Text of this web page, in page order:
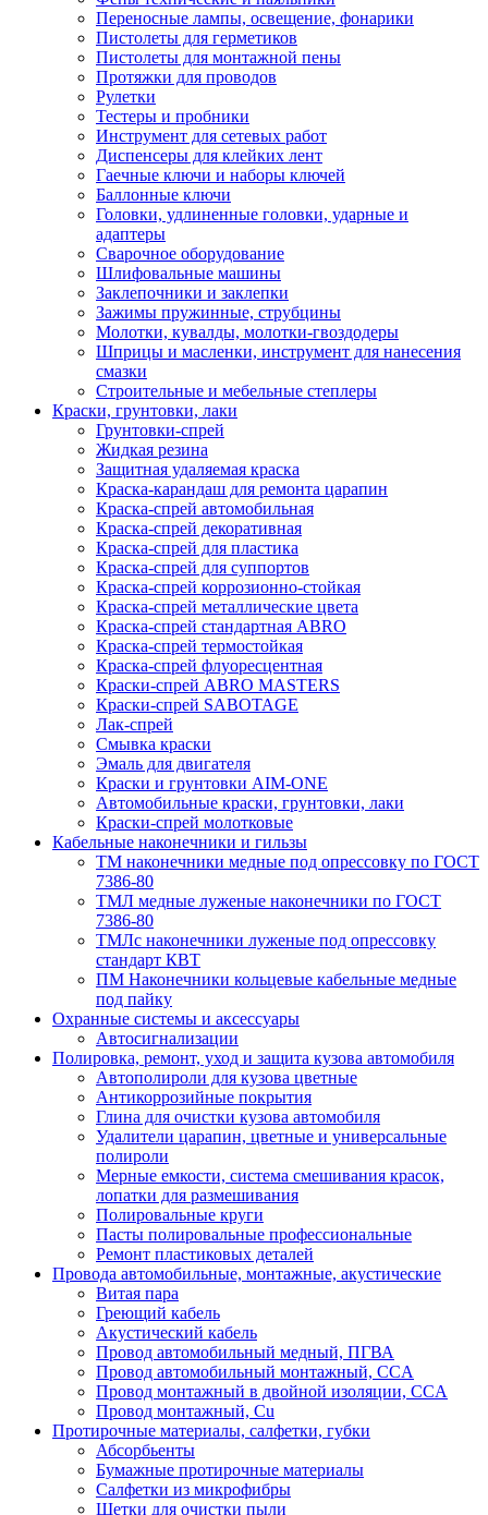
Переносные лампы, освещение, фонарики
Пистолеты для герметиков
Пистолеты для монтажной пены
Протяжки для проводов
Рулетки
Тестеры и пробники
Инструмент для сетевых работ
Диспенсеры для клейких лент
Гаечные ключи и наборы ключей
Баллонные ключи
Головки, удлиненные головки, ударные и
адаптеры
Сварочное оборудование
Шлифовальные машины
Заклепочники и заклепки
Зажимы пружинные, струбцины
Молотки, кувалды, молотки-гвоздодеры
Шприцы и масленки, инструмент для нанесения
смазки
Строительные и мебельные степлеры
Краски, грунтовки, лаки
Грунтовки-спрей
Жидкая резина
Защитная удаляемая краска
Краска-карандаш для ремонта царапин
Краска-спрей автомобильная
Краска-спрей декоративная
Краска-спрей для пластика
Краска-спрей для суппортов
Краска-спрей коррозионно-стойкая
Краска-спрей металлические цвета
Краска-спрей стандартная ABRO
Краска-спрей термостойкая
Краска-спрей флуоресцентная
Краски-спрей ABRO MASTERS
Краски-спрей SABOTAGE
Лак-спрей
Смывка краски
Эмаль для двигателя
Краски и грунтовки AIM-ONE
Автомобильные краски, грунтовки, лаки
Краски-спрей молотковые
Кабельные наконечники и гильзы
ТМ наконечники медные под опрессовку по ГОСТ
7386-80
ТМЛ медные луженые наконечники по ГОСТ
7386-80
ТМЛс наконечники луженые под опрессовку
стандарт КВТ
ПМ Наконечники кольцевые кабельные медные
под пайку
Охранные системы и аксессуары
Автосигнализации
Полировка, ремонт, уход и защита кузова автомобиля
Автополироли для кузова цветные
Антикоррозийные покрытия
Глина для очистки кузова автомобиля
Удалители царапин, цветные и универсальные
полироли
Мерные емкости, система смешивания красок,
лопатки для размешивания
Полировальные круги
Пасты полировальные профессиональные
Ремонт пластиковых деталей
Провода автомобильные, монтажные, акустические
Витая пара
Греющий кабель
Акустический кабель
Провод автомобильный медный, ПГВА
Провод автомобильный монтажный, CCA
Провод монтажный в двойной изоляции, CCA
Провод монтажный, Cu
Протирочные материалы, салфетки, губки
Абсорбьенты
Бумажные протирочные материалы
Салфетки из микрофибры
Щетки для очистки пыли